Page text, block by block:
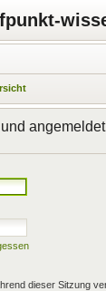
dieser Sitzung